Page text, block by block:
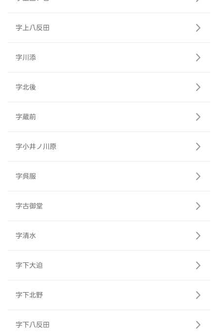
字上八反田
字川添
字北後
字蔵前
字小井ノ川原
字呉服
字古御堂
字清水
字下大迫
字下北野
字下八反田